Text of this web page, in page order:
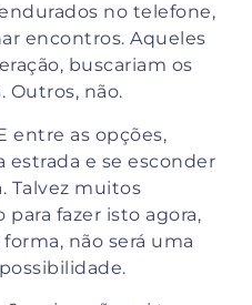
no telefone,
encontros. Aqueles
buscariam os
Outros, não.
entre as opções,
estrada e se esconder
Talvez muitos
fazer isto agora,
não será uma